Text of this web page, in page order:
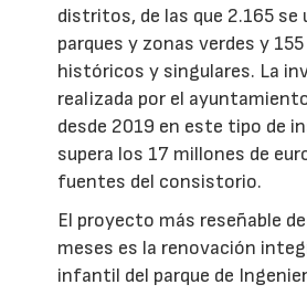
distritos, de las que 2.165 se
parques y zonas verdes y
históricos y singulares. La
realizada por el
desde 2019 en este tipo de
supera los 17 millones de
fuentes del consistorio.
El proyecto más reseñable
meses es la renovación
infantil del parque de